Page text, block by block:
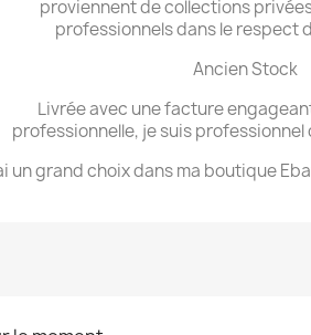
proviennent de collections
professionnels dans le respect
Ancien Stock
Livrée avec une facture
professionnelle, je suis professionnel
un grand choix dans ma boutique